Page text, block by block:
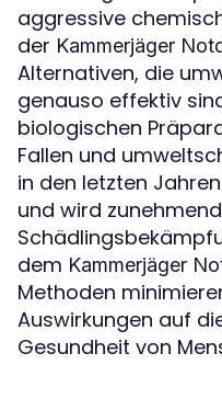
aggressive
der Kammerjäger
Alternativen, die
genauso effektiv
biologischen
Fallen und
in den letzten
und wird
dem Kammerjäger
Methoden
Auswirkungen auf
Gesundheit von